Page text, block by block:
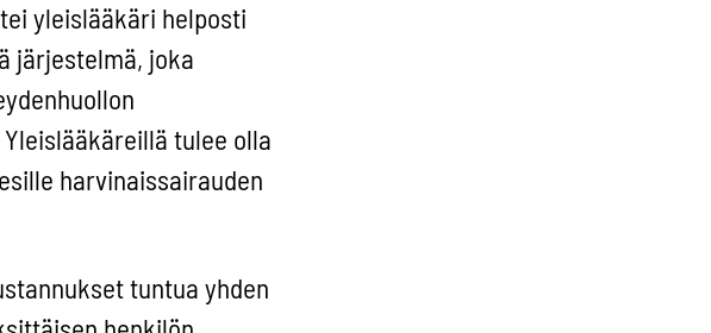
yleislääkäri helposti
järjestelmä, joka
tulee olla
harvinaissairauden
tuntua yhden